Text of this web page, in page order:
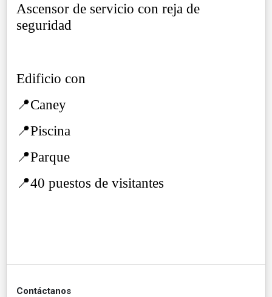
Ascensor de servicio con reja de
seguridad
Edificio con
📍Caney
📍Piscina
📍Parque
📍40 puestos de visitantes
Contáctanos